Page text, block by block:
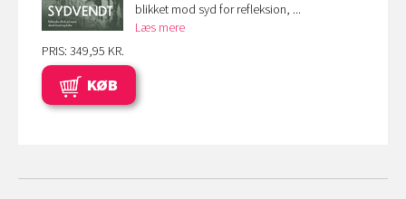
blikket mod syd for refleksion, ...
Læs mere
PRIS: 349,95 KR.
KØB